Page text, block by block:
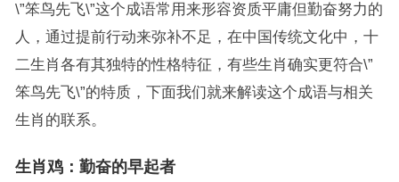
\”笨鸟先飞\”这个成语常用来形容资质平庸但勤奋努力的
人，通过提前行动来弥补不足，在中国传统文化中，十
二生肖各有其独特的性格特征，有些生肖确实更符合\”
笨鸟先飞\”的特质，下面我们就来解读这个成语与相关
生肖的联系。
生肖鸡：勤奋的早起者